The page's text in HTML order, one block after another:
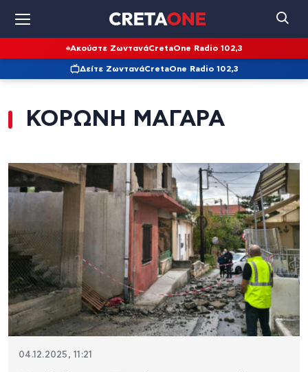
Ακούστε ΖωντανάCretaOne Radio 102,3
Δείτε ΖωντανάCretaOne Radio 102,3
ΚΟΡΩΝΗ ΜΑΓΑΡΑ
04.12.2025, 11:21